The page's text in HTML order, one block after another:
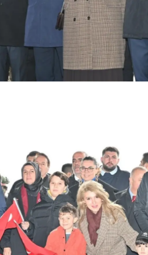
Gaziantep
Giresun
Gümüşhane
Hakkari
Mersin
İstanbul
İzmir
Kars
Kastamonu